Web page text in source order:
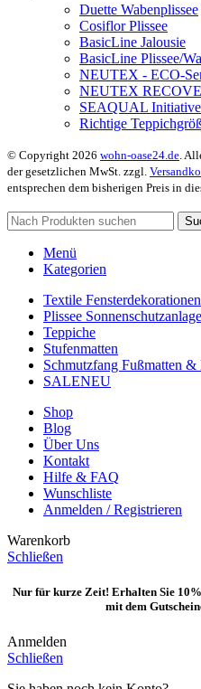
Duette Wabenplissee
Cosiflor Plissee
BasicLine Jalousie
BasicLine Plissee/
NEUTEX - ECO-
NEUTEX
SEAQUAL Initiative
Richtige
© Copyright 2026 wohn-oase24.de .
der gesetzlichen MwSt. zzgl.
entsprechen dem bisherigen Preis in
Menü
Kategorien
Textile Fensterdekorationen
Plissee
Teppiche
Stufenmatten
Schmutzfang Fußmatten &
SALENEU
Shop
Blog
Über Uns
Kontakt
Hilfe & FAQ
Wunschliste
Anmelden / Registrieren
Warenkorb
Schließen
Nur für kurze Zeit! Erhalten Sie
mit dem
Anmelden
Schließen